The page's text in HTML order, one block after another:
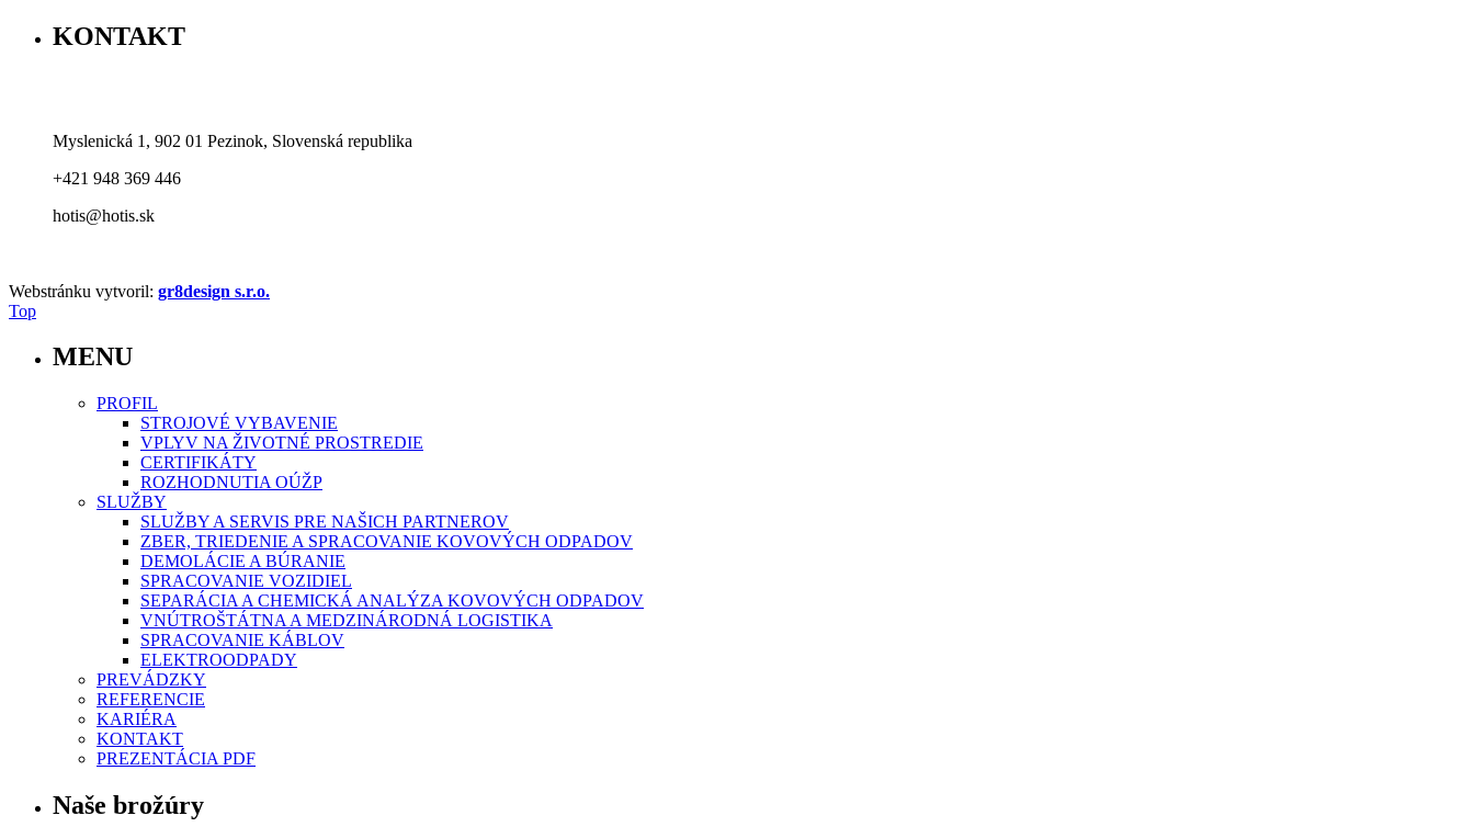
KONTAKT
Myslenická 1, 902 01 Pezinok, Slovenská republika
+421 948 369 446
hotis@hotis.sk
Webstránku vytvoril: gr8design s.r.o.
Top
MENU
PROFIL
STROJOVÉ VYBAVENIE
VPLYV NA ŽIVOTNÉ PROSTREDIE
CERTIFIKÁTY
ROZHODNUTIA OÚŽP
SLUŽBY
SLUŽBY A SERVIS PRE NAŠICH PARTNEROV
ZBER, TRIEDENIE A SPRACOVANIE KOVOVÝCH ODPADOV
DEMOLÁCIE A BÚRANIE
SPRACOVANIE VOZIDIEL
SEPARÁCIA A CHEMICKÁ ANALÝZA KOVOVÝCH ODPADOV
VNÚTROŠTÁTNA A MEDZINÁRODNÁ LOGISTIKA
SPRACOVANIE KÁBLOV
ELEKTROODPADY
PREVÁDZKY
REFERENCIE
KARIÉRA
KONTAKT
PREZENTÁCIA PDF
Naše brožúry